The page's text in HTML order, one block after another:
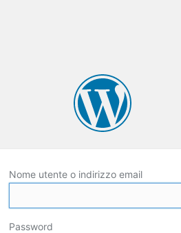
Nome utente o indirizzo email
Password